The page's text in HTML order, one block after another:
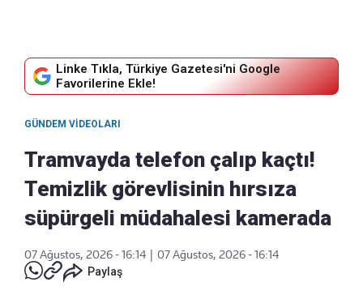
Linke Tıkla, Türkiye Gazetesi'ni Google
Favorilerine Ekle!
GÜNDEM VIDEOLARI
Tramvayda telefon çalıp kaçtı!
Temizlik görevlisinin hırsıza
süpürgeli müdahalesi kamerada
07 Ağustos, 2026 - 16:14
07 Ağustos, 2026 - 16:14
Paylaş